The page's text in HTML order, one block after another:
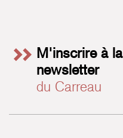
M'inscrire à la
newsletter
du Carreau